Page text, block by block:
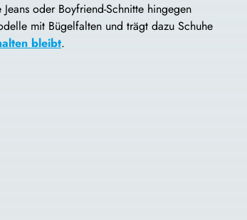
oder Boyfriend-Schnitte hingegen
mit Bügelfalten und trägt dazu Schuhe
bleibt.